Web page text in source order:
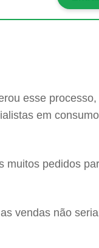
esse
em
pedidos
vendas não